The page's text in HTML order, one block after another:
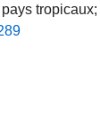
tropicaux;